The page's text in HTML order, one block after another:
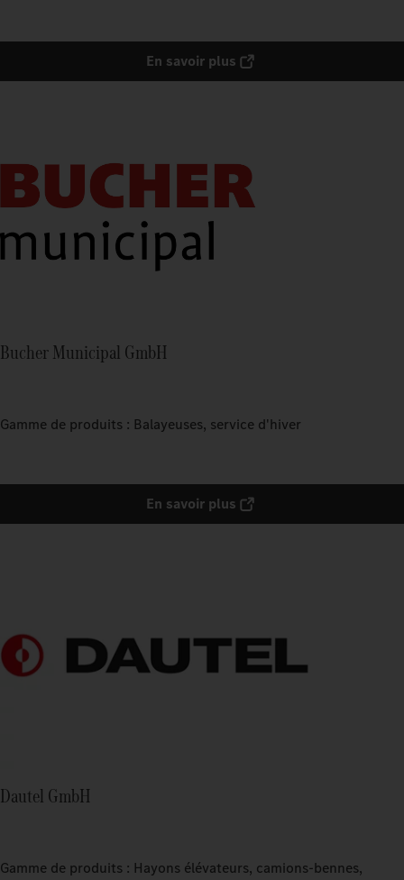
En savoir plus
Bucher Municipal GmbH
Gamme de produits : Balayeuses, service d'hiver
En savoir plus
Dautel GmbH
Gamme de produits : Hayons élévateurs, camions-bennes,